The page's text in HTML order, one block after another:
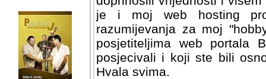
je i moj web hosting
razumijevanja za moj
posjetiteljima web portala
posjecivali i koji ste bili
Hvala svima.